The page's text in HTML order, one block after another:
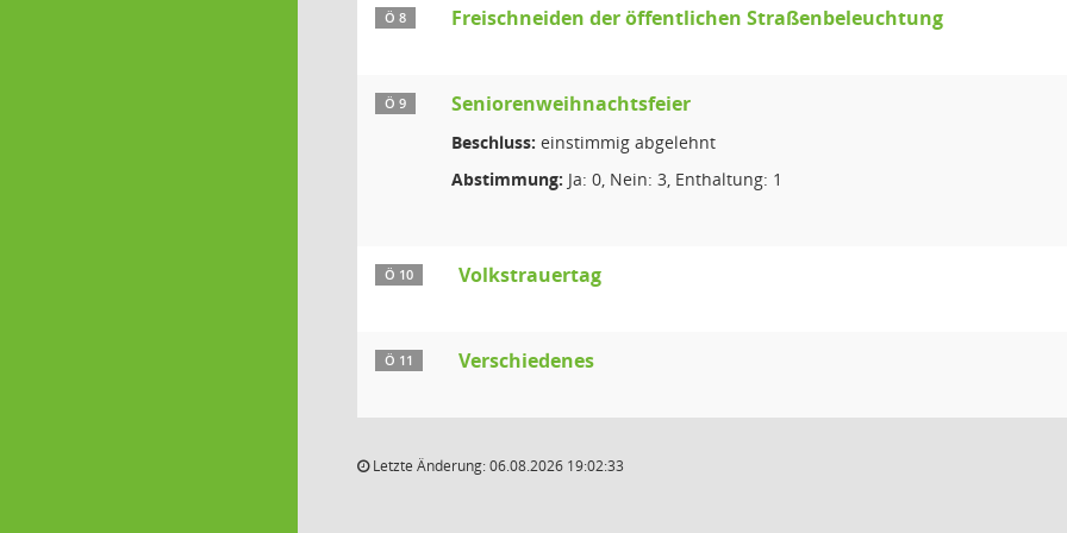
Ö 8 Freischneiden der öffentlichen Straßenbeleuchtung
Ö 9 Seniorenweihnachtsfeier
Beschluss: einstimmig abgelehnt
Abstimmung: Ja: 0, Nein: 3, Enthaltung: 1
Ö 10 Volkstrauertag
Ö 11 Verschiedenes
Letzte Änderung: 06.08.2026 19:02:33